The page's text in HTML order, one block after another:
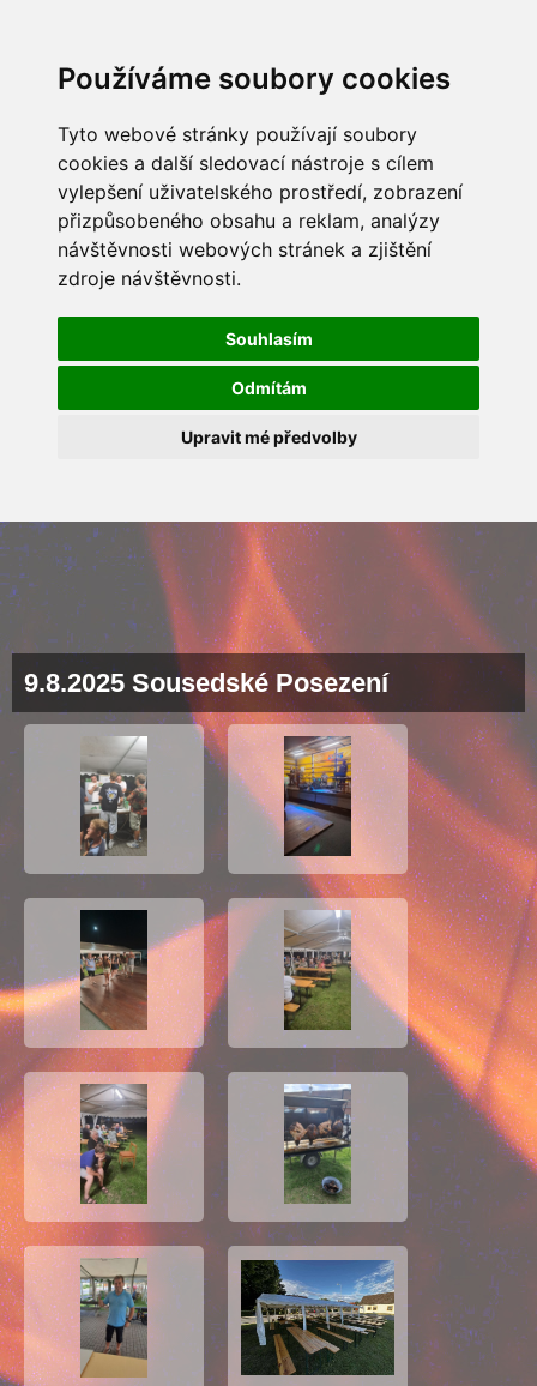
Používáme soubory cookies
Tyto webové stránky používají soubory
cookies a další sledovací nástroje s cílem
vylepšení uživatelského prostředí, zobrazení
přizpůsobeného obsahu a reklam, analýzy
návštěvnosti webových stránek a zjištění
zdroje návštěvnosti.
Souhlasím
Odmítám
Upravit mé předvolby
9.8.2025 Sousedské Posezení